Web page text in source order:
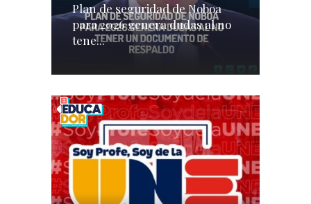
Plan de seguridad de Noboa
para 2026 genera dudas al no
tene...